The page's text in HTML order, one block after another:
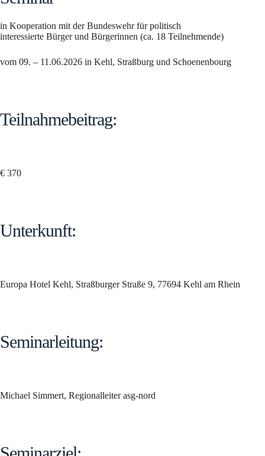
in Kooperation mit der Bundeswehr für politisch
interessierte Bürger und Bürgerinnen (ca. 18 Teilnehmende)
vom 09. – 11.06.2026 in Kehl, Straßburg und Schoenenbourg
Teilnahmebeitrag:
€ 370
Unterkunft:
Europa Hotel Kehl, Straßburger Straße 9, 77694 Kehl am Rhein
Seminarleitung:
Michael Simmert, Regionalleiter asg-nord